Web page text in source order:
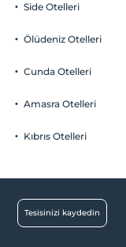
Side Otelleri
Ölüdeniz Otelleri
Cunda Otelleri
Amasra Otelleri
Kıbrıs Otelleri
Tesisinizi kaydedin